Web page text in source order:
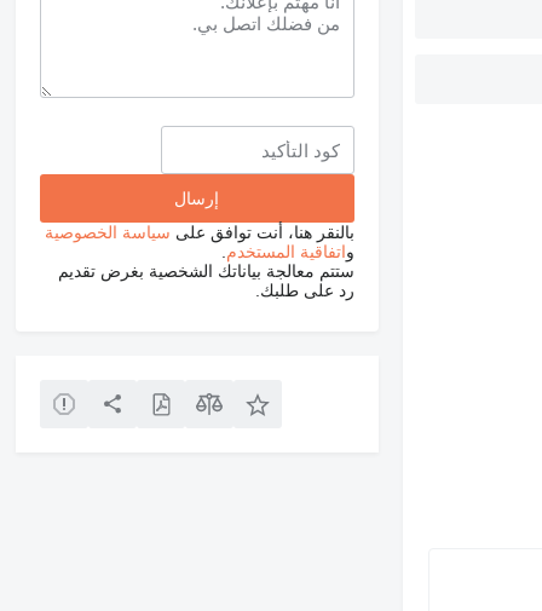
بالنقر هنا، أنت توافق على سياسة الخصوصية
واتفاقية المستخدم
ستتم معالجة بياناتك الشخصية بغرض تقديم
رد على طلبك.